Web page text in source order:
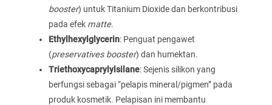
booster) untuk Titanium Dioxide dan berkontribusi
pada efek matte.
Ethylhexylglycerin: Penguat pengawet
(preservatives booster) dan humektan.
Triethoxycaprylylsilane: Sejenis silikon yang
berfungsi sebagai “pelapis mineral/pigmen” pada
produk kosmetik. Pelapisan ini membantu